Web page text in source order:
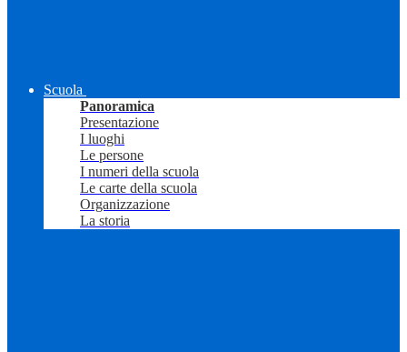
Scuola
Panoramica
Presentazione
I luoghi
Le persone
I numeri della scuola
Le carte della scuola
Organizzazione
La storia